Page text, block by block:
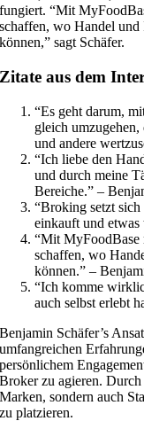
fungiert. “Mit
schaffen, wo Handel und
können,” sagt Schäfer.
Zitate aus dem
“Es geht darum,
gleich
und andere
“Ich liebe den
und durch meine
Bereiche.” –
“Broking setzt sich
einkauft und
“Mit MyFoodBase
schaffen, wo
können.” –
“Ich komme
auch selbst erlebt
Benjamin Schäfer’s
umfangreichen
persönlichem
Broker zu agieren.
Marken, sondern auch
zu platzieren.